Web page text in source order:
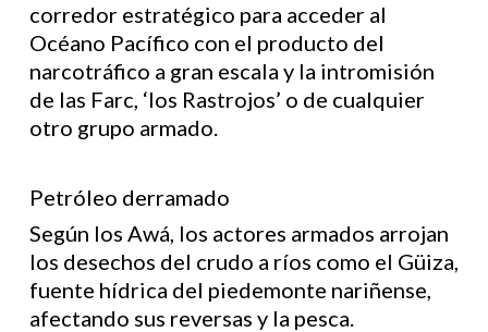
corredor estratégico para acceder al
Océano Pacífico con el producto del
narcotráfico a gran escala y la intromisión
de las Farc, ‘los Rastrojos’ o de cualquier
otro grupo armado.
Petróleo derramado
Según los Awá, los actores armados arrojan
los desechos del crudo a ríos como el Güiza,
fuente hídrica del piedemonte nariñense,
afectando sus reversas y la pesca.